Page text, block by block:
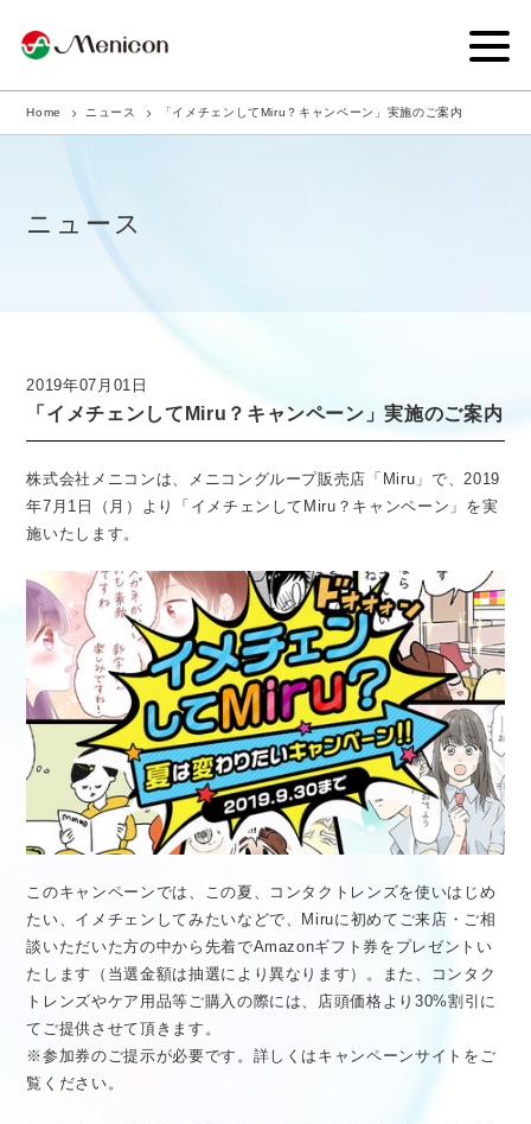
企業情報
商品サイト
ニュース
採用情報
医療従事者向け情報
Home ニュース 「イメチェンしてMiru？キャンペーン」実施のご案内
ニュース
2019年07月01日
「イメチェンしてMiru？キャンペーン」実施のご案内
株式会社メニコンは、メニコングループ販売店「Miru」で、2019
年7月1日（月）より「イメチェンしてMiru？キャンペーン」を実
施いたします。
このキャンペーンでは、この夏、コンタクトレンズを使いはじめ
たい、イメチェンしてみたいなどで、Miruに初めてご来店・ご相
談いただいた方の中から先着でAmazonギフト券をプレゼントい
たします（当選金額は抽選により異なります）。また、コンタク
トレンズやケア用品等ご購入の際には、店頭価格より30%割引に
てご提供させて頂きます。
※参加券のご提示が必要です。詳しくはキャンペーンサイトをご
覧ください。